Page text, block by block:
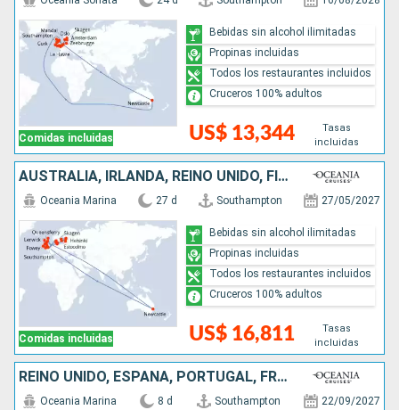
Comidas incluidas US$ 13,344
Tasas
incluidas
Bebidas sin alcohol ilimitadas
Propinas incluidas
Todos los restaurantes incluidos
Cruceros 100% adultos
AUSTRALIA, IRLANDA, REINO UNIDO, FINLANDIA, ESTONIA, LETONIA, SUECIA, ALEMANIA, DINAMARCA
Comidas incluidas
Oceania Marina 27 d Southampton 27/05/2027
US$ 16,811
Tasas
incluidas
Bebidas sin alcohol ilimitadas
Propinas incluidas
Todos los restaurantes incluidos
Cruceros 100% adultos
REINO UNIDO, ESPAÑA, PORTUGAL, FRANCIA
Oceania Marina 8 d Southampton 22/09/2027